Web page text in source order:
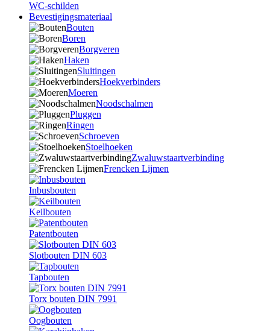
WC-schilden
Bevestigingsmateriaal
Bouten
Boren
Borgveren
Haken
Sluitingen
Hoekverbinders
Moeren
Noodschalmen
Pluggen
Ringen
Schroeven
Stoelhoeken
Zwaluwstaartverbinding
Frencken Lijmen
Inbusbouten
Keilbouten
Patentbouten
Slotbouten DIN 603
Tapbouten
Torx bouten DIN 7991
Oogbouten